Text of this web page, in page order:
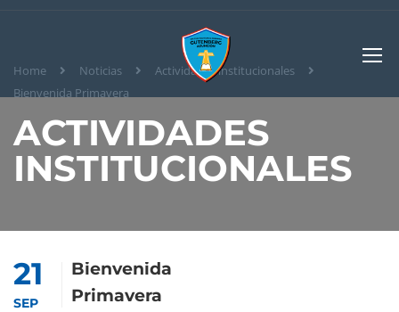
Home Noticias
Actividades institucionales
Bienvenida Primavera
ACTIVIDADES
INSTITUCIONALES
21
SEP
Bienvenida
Primavera